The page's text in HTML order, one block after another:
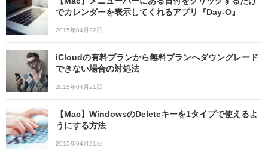
でカレンダーを表示してくれるアプリ『Day-O』
2015年04月22日
iCloudの有料プランから無料プランへダウングレード
できない場合の対処法
2015年04月21日
【Mac】WindowsのDeleteキーを1タイプで使えるよ
うにする方法
2015年04月21日